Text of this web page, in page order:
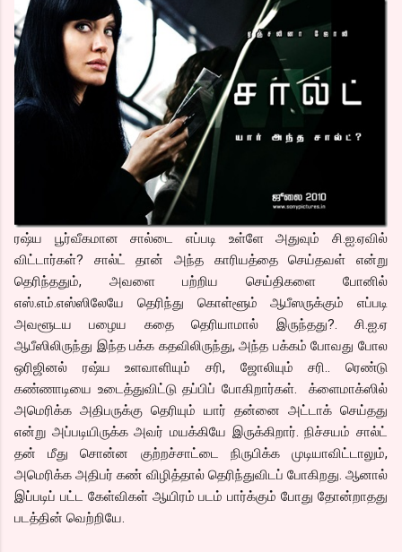
ரஷ்ய பூர்வீகமான சால்டை எப்படி உள்ளே அதுவும் சி.ஐ.ஏவில்
விட்டார்கள்? சால்ட் தான் அந்த காரியத்தை செய்தவள் என்று
தெரிந்ததும், அவளை பற்றிய செய்திகளை போனில்
எஸ்.எம்.எஸ்ஸிலேயே தெரிந்து கொள்ளூம் ஆபீஸருக்கும் எப்படி
அவளூடய பழைய கதை தெரியாமால் இருந்தது?. சி.ஐ.ஏ
ஆபீஸிலிருந்து இந்த பக்க கதவிலிருந்து, அந்த பக்கம் போவது போல
ஒரிஜினல் ரஷ்ய உளவாளியும் சரி, ஜோலியும் சரி.. ரெண்டு
கண்ணாடியை உடைத்துவிட்டு தப்பிப் போகிறார்கள். க்ளைமாக்ஸில்
அமெரிக்க அதிபருக்கு தெரியும் யார் தன்னை அட்டாக் செய்தது
என்று அப்படியிருக்க அவர் மயக்கியே இருக்கிறார். நிச்சயம் சால்ட்
தன் மீது சொன்ன குற்றச்சாட்டை நிருபிக்க முடியாவிட்டாலும்,
அமெரிக்க அதிபர் கண் விழித்தால் தெரிந்துவிடப் போகிறது. ஆனால்
இப்படிப் பட்ட கேள்விகள் ஆயிரம் படம் பார்க்கும் போது தோன்றாதது
படத்தின் வெற்றியே.